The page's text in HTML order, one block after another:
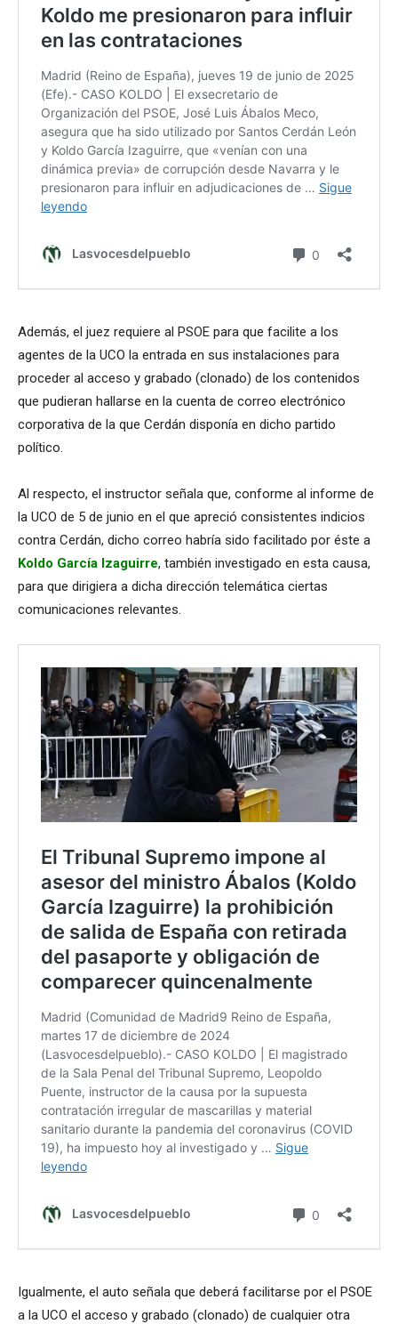
Además, el juez requiere al PSOE para que facilite a los
agentes de la UCO la entrada en sus instalaciones para
proceder al acceso y grabado (clonado) de los contenidos
que pudieran hallarse en la cuenta de correo electrónico
corporativa de la que Cerdán disponía en dicho partido
político.
Al respecto, el instructor señala que, conforme al informe de
la UCO de 5 de junio en el que apreció consistentes indicios
contra Cerdán, dicho correo habría sido facilitado por éste a
Koldo García Izaguirre, también investigado en esta causa,
para que dirigiera a dicha dirección telemática ciertas
comunicaciones relevantes.
Igualmente, el auto señala que deberá facilitarse por el PSOE
a la UCO el acceso y grabado (clonado) de cualquier otra